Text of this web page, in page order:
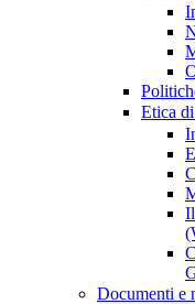
Etica
Documenti e